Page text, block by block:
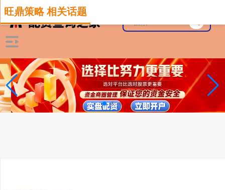
旺鼎策略 相关话题